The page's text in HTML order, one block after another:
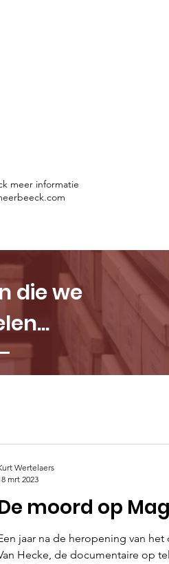
meer informatie
die we
moord op
jaar na de heropening van
Hecke, de documentaire op
Wertelaers
mrt 2023